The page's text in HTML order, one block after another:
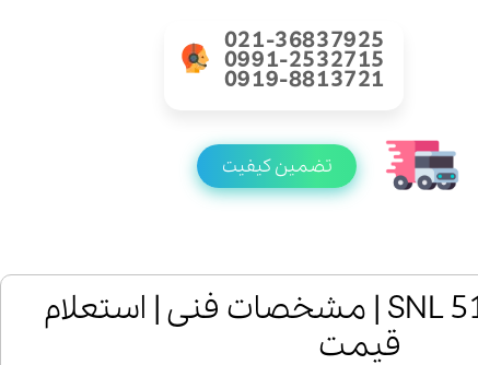
021-36837925
0991-2532715
0919-8813721
تضمین کیفیت
خرید یاتاقان SNL 512 | مشخصات فنی | استعلام
قیمت